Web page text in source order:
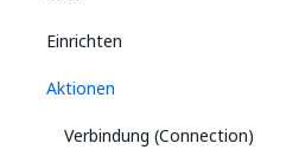
Einrichten
Aktionen
Verbindung (Connection)